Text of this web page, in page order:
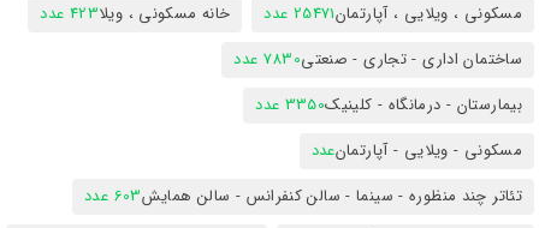
مسکونی ، ویلایی ، آپارتمان25471 عدد خانه مسکونی ، ویلا423 عدد
ساختمان اداری - تجاری - صنعتی7830 عدد
بیمارستان - درمانگاه - کلینیک3350 عدد
مسکونی - ویلایی - آپارتمانعدد
تئاتر چند منظوره - سینما - سالن کنفرانس - سالن همایش603 عدد